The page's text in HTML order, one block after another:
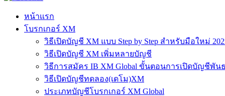
หน้าแรก
โบรกเกอร์ XM
วิธีเปิดบัญชี XM แบบ Step by Step สำหรับมือใหม่
วิธีเปิดบัญชี XM เพิ่มหลายบัญชี
วิธีการสมัคร IB XM Global ขั้นตอนการเปิดบัญชีพันธ
วิธีเปิดบัญชีทดลอง(เดโม)XM
ประเภทบัญชีโบรกเกอร์ XM Global